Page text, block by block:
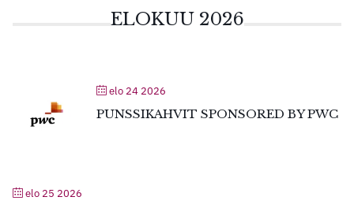
ELOKUU 2026
elo 24 2026
PUNSSIKAHVIT SPONSORED BY PWC
elo 25 2026